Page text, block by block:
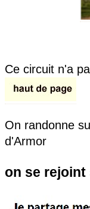
Ce circuit n'a
On randonne
d'Armor
on se